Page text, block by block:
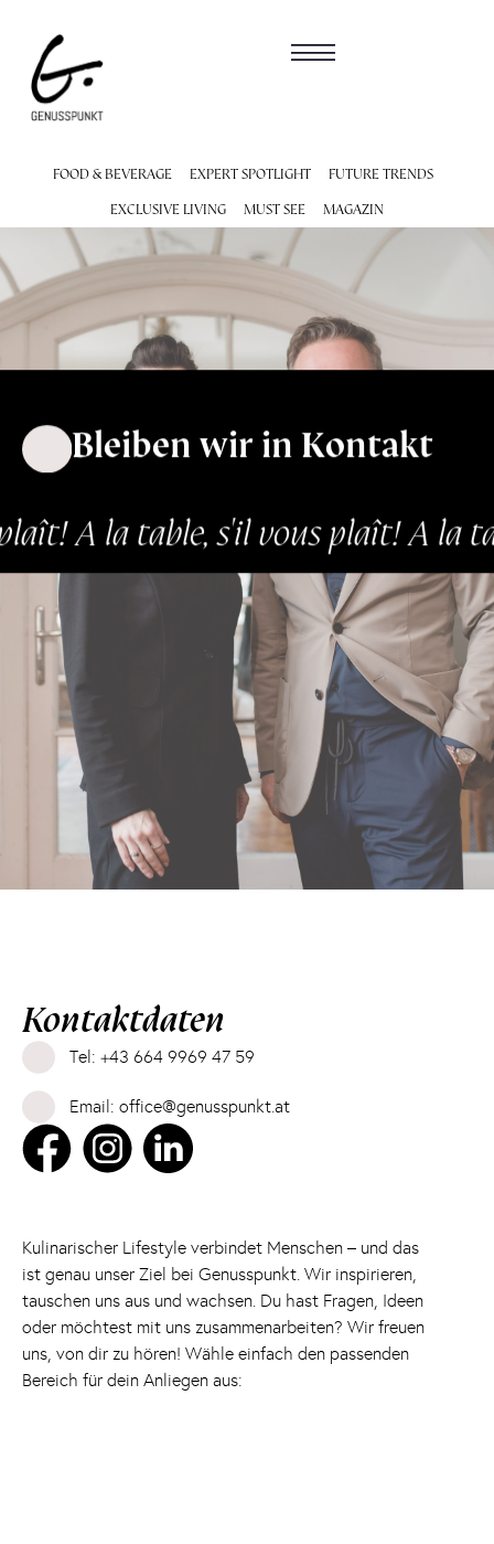
FOOD & BEVERAGE EXPERT SPOTLIGHT
FUTURE TRENDS
EXCLUSIVE LIVING
MUST SEE MAGAZIN
Bleiben wir in Kontakt
A la table, s'il vous plaît! A la
Kulinarischer Lifestyle verbindet Menschen – und das
ist genau unser Ziel bei Genusspunkt. Wir inspirieren,
tauschen uns aus und wachsen. Du hast Fragen, Ideen
oder möchtest mit uns zusammenarbeiten? Wir freuen
uns, von dir zu hören! Wähle einfach den passenden
Bereich für dein Anliegen aus:
Kontaktdaten
Tel: +43 664 9969 47 59
Email: office@genusspunkt.at